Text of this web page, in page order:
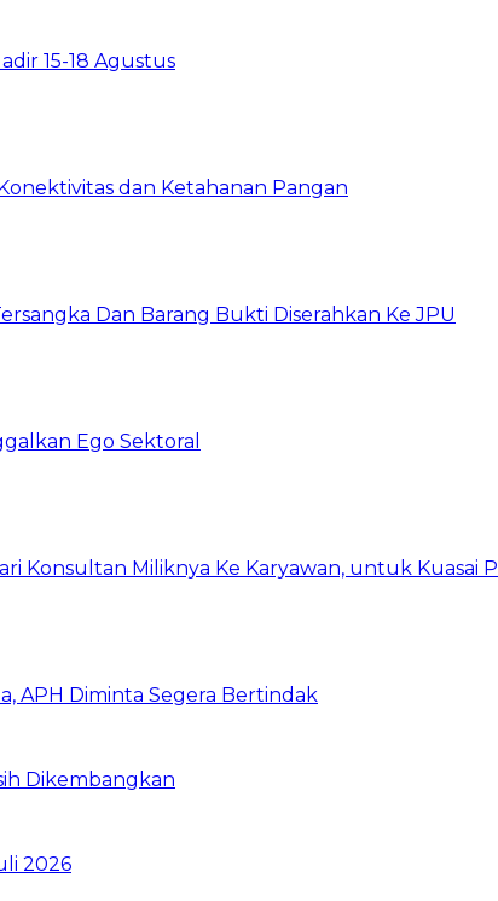
15-18 Agustus
dan Ketahanan Pangan
Dan Barang Bukti Diserahkan Ke JPU
Ego Sektoral
Konsultan Miliknya Ke Karyawan, untuk Kuasai
APH Diminta Segera Bertindak
Dikembangkan
2026